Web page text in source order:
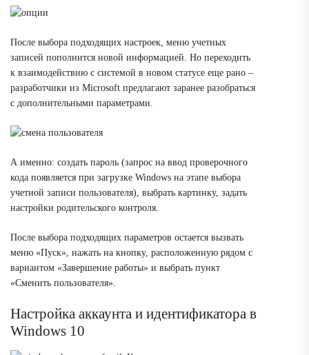
После выбора подходящих настроек, меню учетных
записей пополнится новой информацией. Но переходить
к взаимодействию с системой в новом статусе еще рано –
разработчики из Microsoft предлагают заранее разобраться
с дополнительными параметрами.
А именно: создать пароль (запрос на ввод проверочного
кода появляется при загрузке Windows на этапе выбора
учетной записи пользователя), выбрать картинку, задать
настройки родительского контроля.
После выбора подходящих параметров остается вызвать
меню «Пуск», нажать на кнопку, расположенную рядом с
вариантом «Завершение работы» и выбрать пункт
«Сменить пользователя».
Настройка аккаунта и идентификатора в
Windows 10